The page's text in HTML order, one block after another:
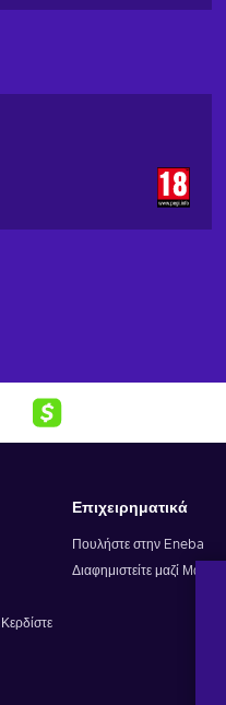
Επιχειρηματικά
Πουλήστε στην Eneba
Διαφημιστείτε μαζί Μας